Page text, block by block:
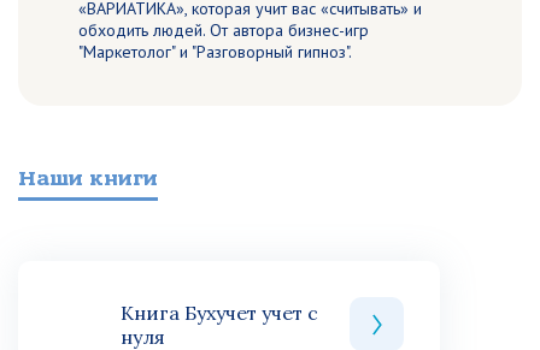
«ВАРИАТИКА», которая учит вас «считывать» и
обходить людей. От автора бизнес-игр
"Маркетолог" и "Разговорный гипноз".
Наши книги
Книга Бухучет учет с
нуля